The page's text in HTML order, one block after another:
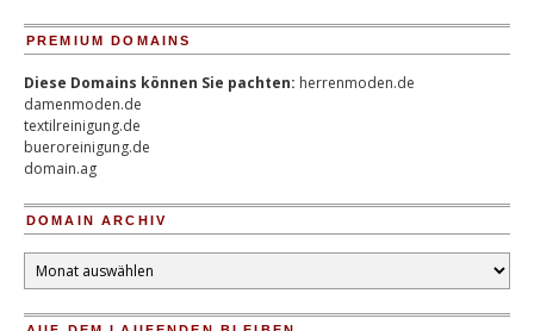
PREMIUM DOMAINS
Diese Domains können Sie pachten: herrenmoden.de
damenmoden.de
textilreinigung.de
bueroreinigung.de
domain.ag
DOMAIN ARCHIV
Domain
Archiv